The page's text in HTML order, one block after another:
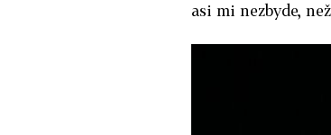
asi mi nezbyde,